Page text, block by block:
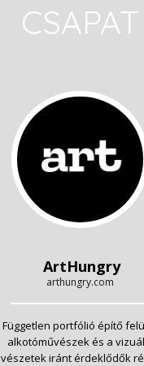
CSAPAT
ArtHungry
arthungry.com
Független portfólió építő
alkotóművészek és a
iránt érdeklődők